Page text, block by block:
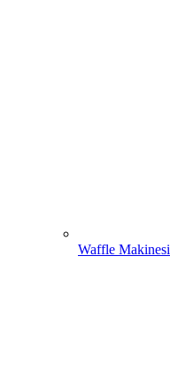
Waffle Makinesi